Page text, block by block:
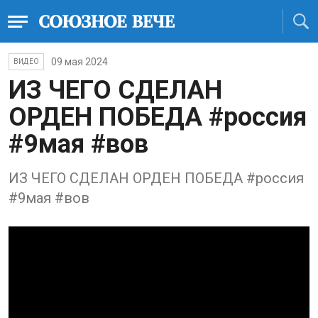
ВИДЕО 09 мая 2024
ИЗ ЧЕГО СДЕЛАН
ОРДЕН ПОБЕДА #россия
#9мая #вов
ИЗ ЧЕГО СДЕЛАН ОРДЕН ПОБЕДА #россия
#9мая #вов